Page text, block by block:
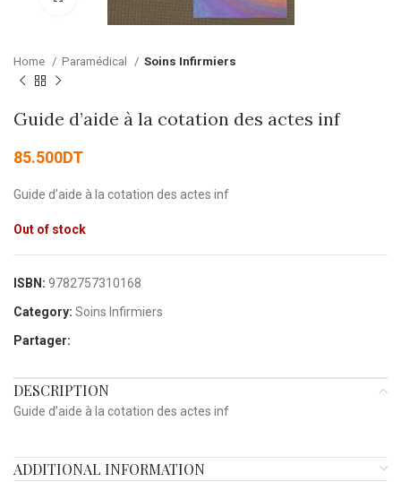
Home Paramédical Soins Infirmiers
Guide d’aide à la cotation des actes inf
85.500DT
Guide d’aide à la cotation des actes inf
Out of stock
ISBN: 9782757310168
Category: Soins Infirmiers
Partager:
DESCRIPTION
Guide d’aide à la cotation des actes inf
ADDITIONAL INFORMATION